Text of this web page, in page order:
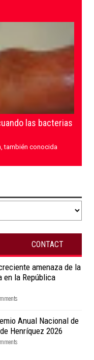
las bacterias
también conocida
CONTACT
amenaza de la
en la República
Anual Nacional de
Henríquez 2026